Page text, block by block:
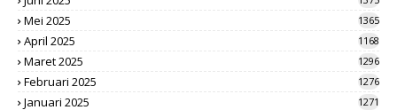
Mei 2025 1365
April 2025 1168
Maret 2025 1296
Februari 2025 1276
Januari 2025 1271